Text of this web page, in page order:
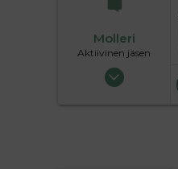
Molleri
Aktiivinen jäsen
31.10.2008